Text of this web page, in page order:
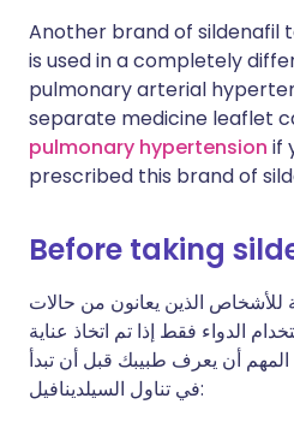
Another brand of sildenafil
is used in a completely
pulmonary arterial
separate medicine leaflet
pulmonary hypertension if
prescribed this brand of
Before taking
الذين يعانون من حالات
الدواء فقط إذا تم اتخاذ عناية
أن يعرف طبيبك قبل أن تبدأ
في تناول السيلدينافيل: